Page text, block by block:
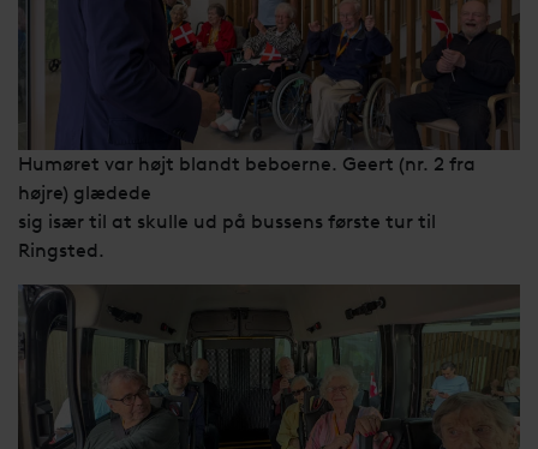
Humøret var højt blandt beboerne. Geert (nr. 2 fra
højre) glædede
sig især til at skulle ud på bussens første tur til
Ringsted.